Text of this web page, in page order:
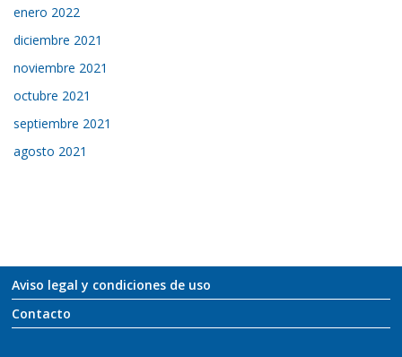
enero 2022
diciembre 2021
noviembre 2021
octubre 2021
septiembre 2021
agosto 2021
Aviso legal y condiciones de uso
Contacto